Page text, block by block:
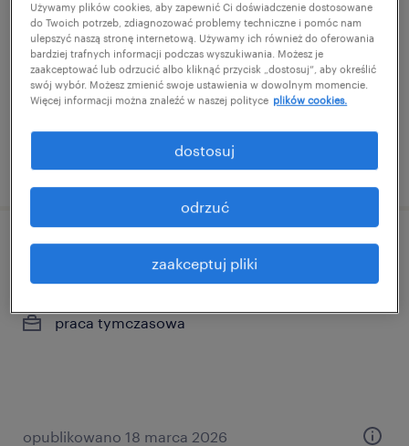
belsk duży, mazowieckie
praca tymczasowa
opublikowano 16 kwietnia 2026
operator wózka widłowego k/m/n
praca tymczasowa
opublikowano 18 marca 2026
Używamy plików cookies, aby zapewnić Ci doświadczenie dostosowane
do Twoich potrzeb, zdiagnozować problemy techniczne i pomóc nam
ulepszyć naszą stronę internetową. Używamy ich również do oferowania
bardziej trafnych informacji podczas wyszukiwania. Możesz je
zaakceptować lub odrzucić albo kliknąć przycisk „dostosuj”, aby określić
swój wybór. Możesz zmienić swoje ustawienia w dowolnym momencie.
Więcej informacji można znaleźć w naszej polityce plików cookies.
zaakceptuj pliki
odrzuć
dostosuj